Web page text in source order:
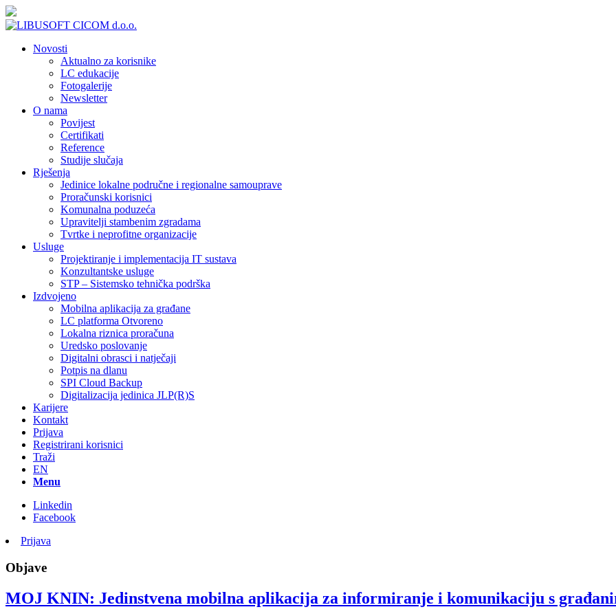
Novosti
Aktualno za korisnike
LC edukacije
Fotogalerije
Newsletter
O nama
Povijest
Certifikati
Reference
Studije slučaja
Rješenja
Jedinice lokalne područne i regionalne samouprave
Proračunski korisnici
Komunalna poduzeća
Upravitelji stambenim zgradama
Tvrtke i neprofitne organizacije
Usluge
Projektiranje i implementacija IT sustava
Konzultantske usluge
STP – Sistemsko tehnička podrška
Izdvojeno
Mobilna aplikacija za građane
LC platforma Otvoreno
Lokalna riznica proračuna
Uredsko poslovanje
Digitalni obrasci i natječaji
Potpis na dlanu
SPI Cloud Backup
Digitalizacija jedinica JLP(R)S
Karijere
Kontakt
Prijava
Registrirani korisnici
Traži
EN
Menu
Linkedin
Facebook
Prijava
Objave
MOJ KNIN: Jedinstvena mobilna aplikacija za informiranje i komunikaciju s